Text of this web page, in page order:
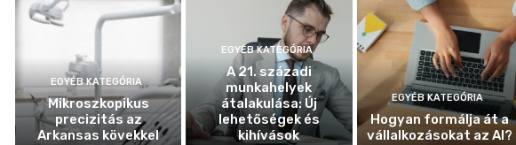
EGYÉB KATEGÓRIA
Mikroszkopikus
precizitás az
Arkansas kövekkel
EGYÉB KATEGÓRIA
A 21. századi
munkahelyek
átalakulása: Új
lehetőségek és
kihívások
EGYÉB KATEGÓRIA
Hogyan formálja át a
vállalkozásokat az AI?